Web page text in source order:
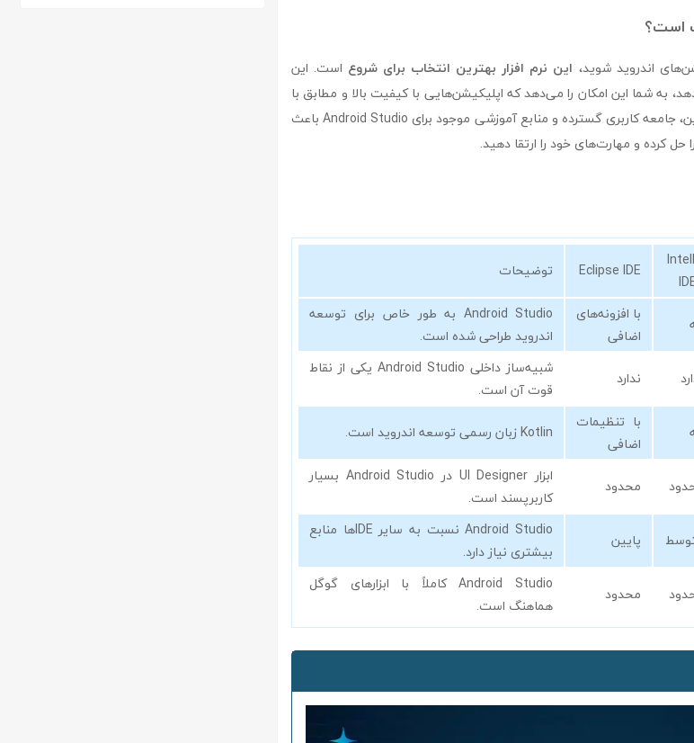
اندروید شوید، این نرم افزار بهترین انتخاب برای شروع است. این
به شما این امکان را می‌دهد که اپلیکیشن‌هایی با کیفیت بالا و مطابق با
استانداردهای گوگل طراحی کنید. علاوه بر این، جامعه کاربری گسترده و منابع آموزشی موجود برای Android Studio باعث
کرده و مهارت‌های خود را ارتقا دهید.
Eclipse IDE
توضیحات
با افزونه‌های
اضافی
Android Studio به طور خاص برای توسعه
اندروید طراحی شده است.
ندارد
شبیه‌ساز داخلی Android Studio یکی از نقاط
قوت آن است.
با تنظیمات
اضافی
Kotlin زبان رسمی توسعه اندروید است.
محدود
ابزار UI Designer در Android Studio بسیار
کاربرپسند است.
پایین
Android Studio نسبت به سایر IDEها منابع
بیشتری نیاز دارد.
محدود
Android Studio کاملاً با ابزارهای گوگل
هماهنگ است.